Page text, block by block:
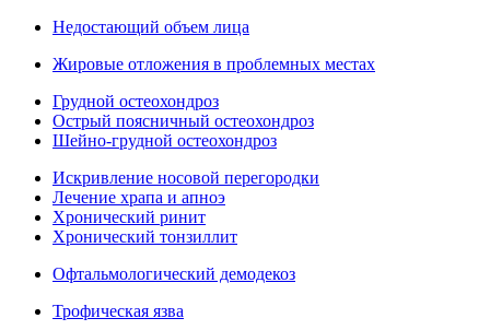
Недостающий объем лица
Жировые отложения в проблемных местах
Грудной остеохондроз
Острый поясничный остеохондроз
Шейно-грудной остеохондроз
Искривление носовой перегородки
Лечение храпа и апноэ
Хронический ринит
Хронический тонзиллит
Офтальмологический демодекоз
Трофическая язва